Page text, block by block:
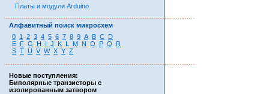
Платы и модули Arduino
Алфавитный поиск микросхем
0 1 2 3 4 5 6 7 8 9 A B C D
E F G H I J K L M N O P Q
R
S T U V W X Y Z
Новые поступления:
Биполярные транзисторы с
изолированным затвором